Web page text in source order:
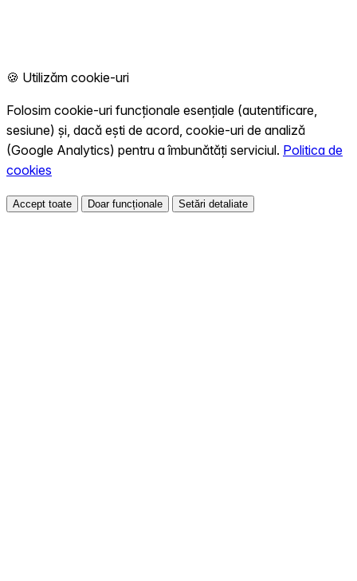
🍪 Utilizăm cookie-uri
Folosim cookie-uri funcționale esențiale (autentificare,
sesiune) și, dacă ești de acord, cookie-uri de analiză
(Google Analytics) pentru a îmbunătăți serviciul. Politica de
cookies
Accept toate Doar funcționale Setări detaliate